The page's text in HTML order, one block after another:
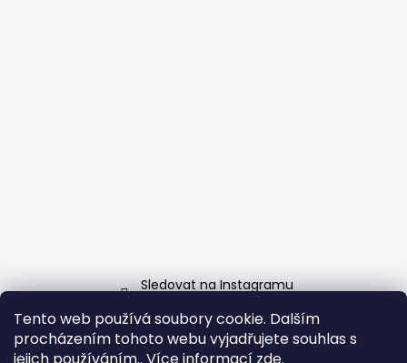
Tento web používá soubory cookie. Dalším
procházením tohoto webu vyjadřujete souhlas s
Sledovat na Instagramu
Facebook